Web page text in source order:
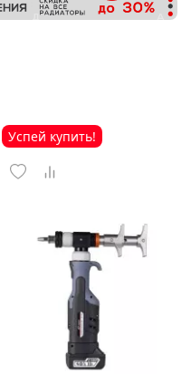
Успей купить!